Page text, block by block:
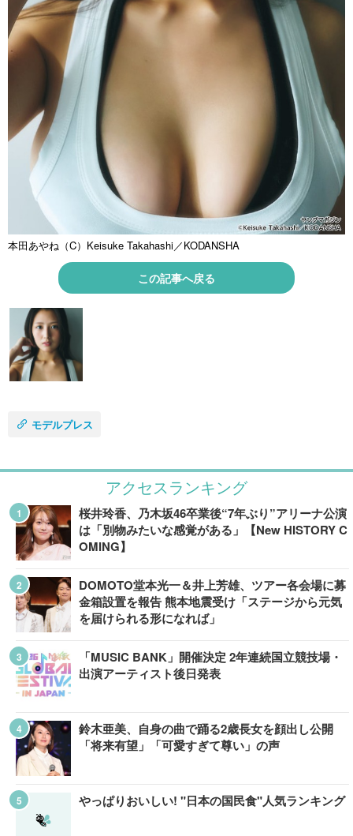
本田あやね（C）Keisuke Takahashi／KODANSHA
この記事へ戻る
モデルプレス
アクセスランキング
桜井玲香、乃木坂46卒業後“7年ぶり”アリーナ公演
は「別物みたいな感覚がある」【New HISTORY C
OMING】
DOMOTO堂本光一＆井上芳雄、ツアー各会場に募
金箱設置を報告 熊本地震受け「ステージから元気
を届けられる形になれば」
「MUSIC BANK」開催決定 2年連続国立競技場・
出演アーティスト後日発表
鈴木亜美、自身の曲で踊る2歳長女を顔出し公開
「将来有望」「可愛すぎて尊い」の声
やっぱりおいしい! "日本の国民食"人気ランキング